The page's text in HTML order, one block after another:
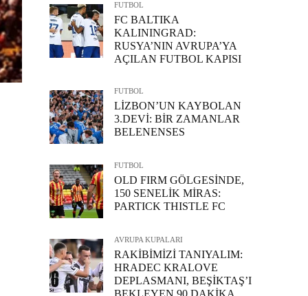
FUTBOL
FC BALTIKA
KALININGRAD:
RUSYA’NIN AVRUPA’YA
AÇILAN FUTBOL KAPISI
FUTBOL
LİZBON’UN KAYBOLAN
3.DEVİ: BİR ZAMANLAR
BELENENSES
FUTBOL
OLD FIRM GÖLGESİNDE,
150 SENELİK MİRAS:
PARTICK THISTLE FC
AVRUPA KUPALARI
RAKİBİMİZİ TANIYALIM:
HRADEC KRALOVE
DEPLASMANI, BEŞİKTAŞ’I
BEKLEYEN 90 DAKİKA